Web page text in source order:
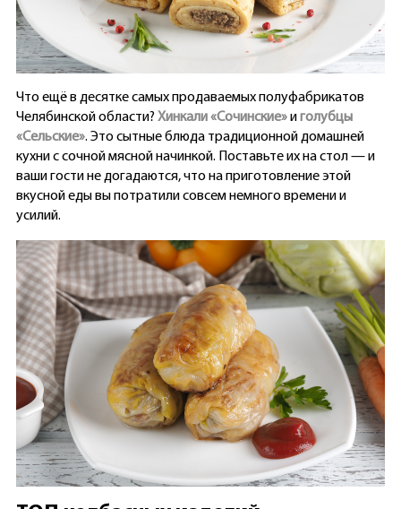
Что ещё в десятке самых продаваемых полуфабрикатов
Челябинской области? Хинкали «Сочинские»иголубцы
«Сельские». Это сытные блюда традиционной домашней
кухни с сочной мясной начинкой. Поставьте их на стол — и
ваши гости не догадаются, что на приготовление этой
вкусной еды вы потратили совсем немного времени и
усилий.